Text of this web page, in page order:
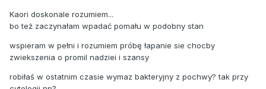
Kaori doskonale rozumiem...
bo też zaczynałam wpadać pomału w podobny stan
wspieram w pełni i rozumiem próbę łapanie sie chocby
zwiekszenia o promil nadziei i szansy
robiłaś w ostatnim czasie wymaz bakteryjny z pochwy? tak przy